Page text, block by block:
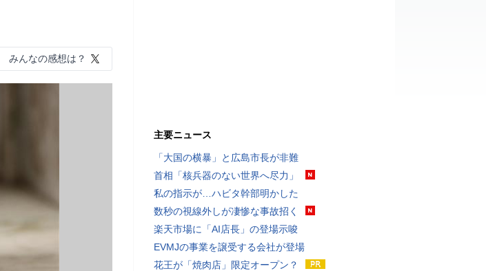
みんなの感想は？
主要ニュース
「大国の横暴」と広島市長が非難
首相「核兵器のない世界へ尽力」
私の指示が…ハビタ幹部明かした
数秒の視線外しが凄惨な事故招く
楽天市場に「AI店長」の登場示唆
EVMJの事業を譲受する会社が登場
花王が「焼肉店」限定オープン？